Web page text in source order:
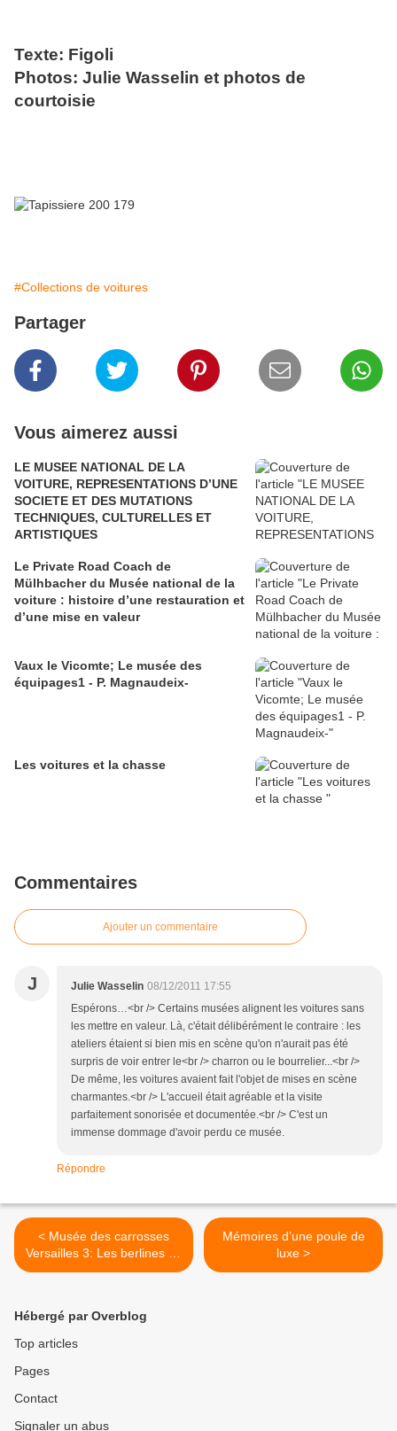
Texte: Figoli
Photos: Julie Wasselin et photos de
courtoisie
#Collections de voitures
Partager
Vous aimerez aussi
LE MUSEE NATIONAL DE LA
VOITURE, REPRESENTATIONS D’UNE
SOCIETE ET DES MUTATIONS
TECHNIQUES, CULTURELLES ET
ARTISTIQUES
Le Private Road Coach de
Mülhbacher du Musée national de la
voiture : histoire d’une restauration et
d’une mise en valeur
Vaux le Vicomte; Le musée des
équipages1 - P. Magnaudeix-
Les voitures et la chasse
Commentaires
Ajouter un commentaire
J Julie Wasselin 08/12/2011 17:55
Espérons…<br /> Certains musées alignent les voitures sans
les mettre en valeur. Là, c'était délibérément le contraire : les
ateliers étaient si bien mis en scène qu'on n'aurait pas été
surpris de voir entrer le<br /> charron ou le bourrelier...<br />
De même, les voitures avaient fait l'objet de mises en scène
charmantes.<br /> L'accueil était agréable et la visite
parfaitement sonorisée et documentée.<br /> C'est un
immense dommage d'avoir perdu ce musée.
Répondre
< Musée des carrosses
Versailles 3: Les berlines de
Napoléon
Mémoires d’une poule de
luxe >
Hébergé par Overblog
Top articles
Pages
Contact
Signaler un abus